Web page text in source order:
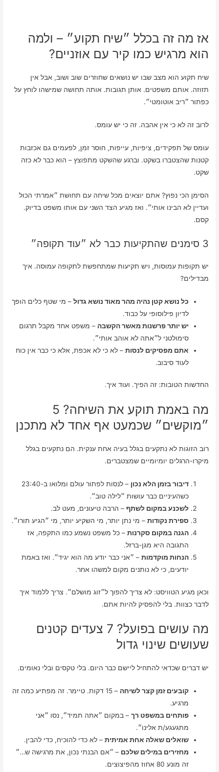
אז מה זה בכלל ״שיח תקוע״ – ולמה
הוא מרגיש כמו קיר עם אוזניים?
שיח תקוע הוא מצב שבו יש נושאים שחוזרים שוב ושוב, אבל אין
תזוזה. אותם משפטים. אותן תגובות. אותה תחושה שמישהו לוחץ על
כפתור ״ריב אוטומטי״.
לרוב זה לא כי אין אהבה. זה כי יש עומס.
עומס של תפקידים, ציפיות, עייפות, חוסר זמן, לפעמים גם אכזבות
קטנות שהצטברו בשקט. וברגע שהשקט מתפוצץ – הוא כבר לא כזה
שקט.
הסימן הכי נפוץ? אתם יוצאים מכל שיחה עם תחושת ״אמרתי הכול
ועדיין לא הבינו אותי״. ואז מגיע הצד השני עם אותו משפט בדיוק.
קסם.
3 סימנים שהתקיעות כבר לא ״עוד תקופה״
יש תקופות עמוסות, ויש תקיעות שמתחפשת לתקופה עמוסה. איך
מבדילים?
כל נושא קטן נהיה מהר מאוד נושא גדול – מי שטף כלים הופך
לדיון פילוסופי על כבוד.
יש יותר פרשנות מאשר הקשבה – משפט אחד מקבל תרגום
סימולטני ל״אתה לא אוהב אותי״.
אתם מפסיקים לנסות – לא כי לא אכפת, אלא כי כבר אין כוח
לעוד סיבוב.
החדשות הטובות: זה הפיך. ועוד איך.
מה באמת תוקע את השיחה? 5
״מוקשים״ שכמעט אף אחד לא מתכנן
רוב הזוגות לא נתקעים בגלל בעיה אחת ענקית. הם נתקעים בגלל
מיקרו-הרגלים יומיומיים שמצטברים.
דיבור בזמן הלא נכון
– לנסות לפתור עולם ומלואו ב-23:40
כשהעיניים כבר עושות ״לילה טוב״.
לשכנע במקום לשתף – הרבה טיעונים, מעט לב.
ספירת נקודות – מי נתן יותר, מי השקיע יותר, מי ״הגיע תורו״.
הגנה במקום סקרנות – כל משפט נשמע כמו התקפה, אז
התגובה היא מגן-ברזל.
הנחות מוקדמות – ״אני כבר יודע מה הוא יגיד״. ואז באמת
יודעים, כי לא נותנים מקום למשהו אחר.
וכאן מגיע הטוויסט: לא צריך להפוך ל״זוג מושלם״. צריך ללמוד איך
לדבר כצוות. בלי להפסיק להיות אתם.
מה עושים בפועל? 7 צעדים קטנים
שעושים שינוי גדול
יש דברים שכדאי להתחיל ליישם כבר היום. בלי טקסים ובלי נאומים.
קובעים זמן קצר לשיחה
– 15 דקות. טיימר. זה מפתיע כמה זה
מרגיע.
פותחים במשפט רך – במקום ״אתה תמיד״, נסו ״אני
מתגעגע/ת אלינו״.
שואלים שאלה אחת אמיתית – לא כדי להוכיח, כדי להבין.
מחזירים במילים שלכם – ״אם הבנתי נכון, את מרגישה ש…״
זה מונע 80 אחוז מהפיצוצים.